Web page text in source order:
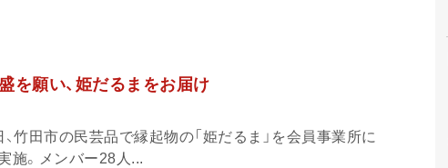
を願い、姫だるまをお届け
竹田市の民芸品で縁起物の「姫だるま」を会員事業所に
施。メンバー28人...